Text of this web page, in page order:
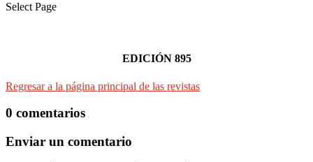
Select Page
EDICIÓN 895
Regresar a la página principal de las revistas
0 comentarios
Enviar un comentario